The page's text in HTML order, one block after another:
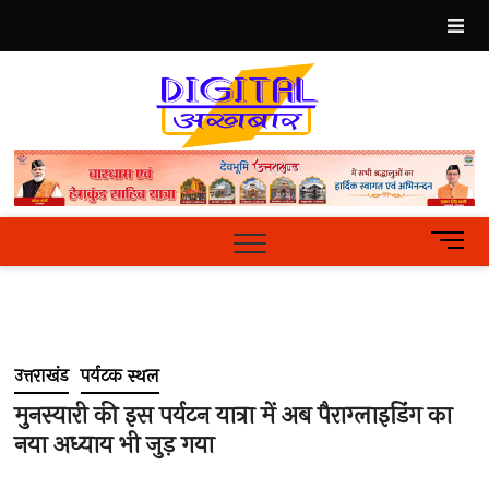
content
Hindi
News
PortalM
e
t
o
उत्तराखंड पर्यटक स्थल
मुनस्यारी की इस पर्यटन यात्रा में अब पैराग्लाइडिंग का
नया अध्याय भी जुड़ गया